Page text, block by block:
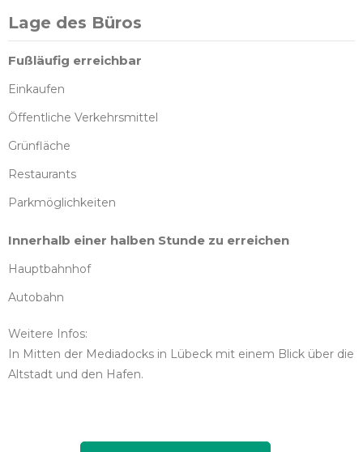
Lage des Büros
Fußläufig erreichbar
Einkaufen
Öffentliche Verkehrsmittel
Grünfläche
Restaurants
Parkmöglichkeiten
Innerhalb einer halben Stunde zu erreichen
Hauptbahnhof
Autobahn
Weitere Infos:
In Mitten der Mediadocks in Lübeck mit einem Blick über die
Altstadt und den Hafen.